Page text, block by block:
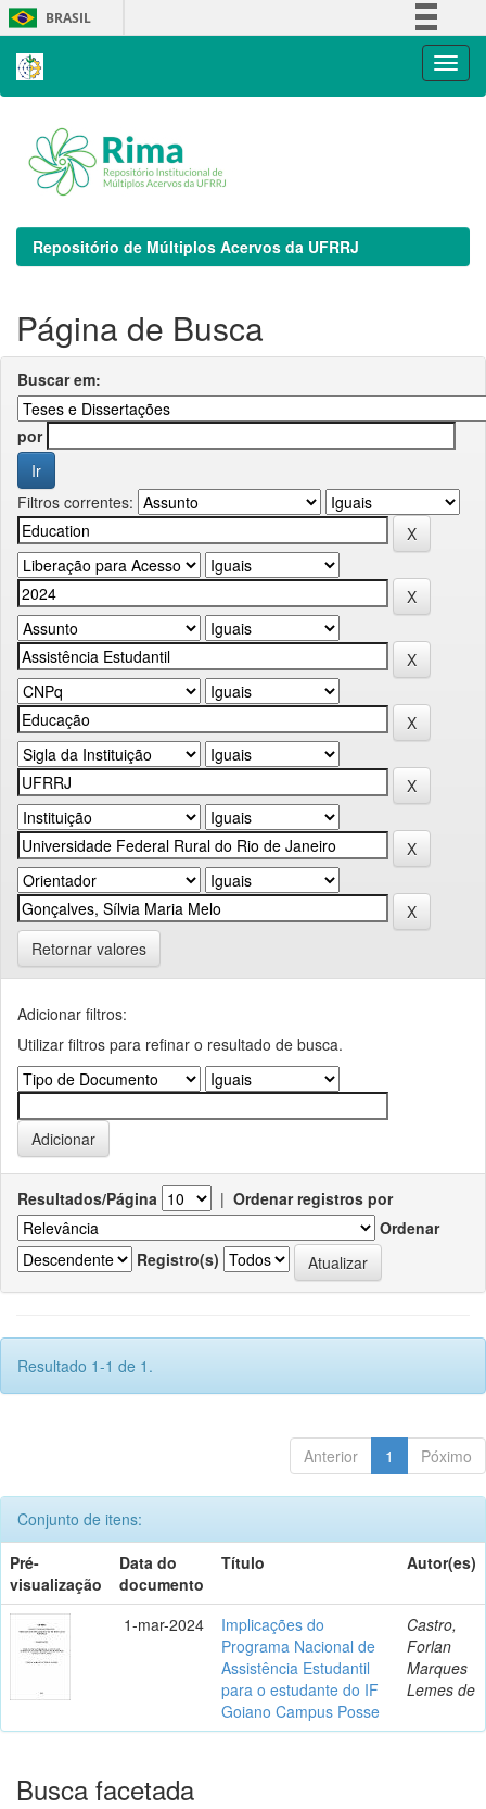
Skip
navigation
BRASIL
Repositório de Múltiplos Acervos da UFRRJ
Página de Busca
Buscar em:
por
Filtros correntes:
Retornar valores
Adicionar filtros:
Utilizar filtros para refinar o resultado de busca.
Resultados/Página | Ordenar registros por
Ordenar
Registro(s)
Resultado 1-1 de 1.
Anterior 1 Póximo
Conjunto de itens:
Pré-
visualização
Data do
documento
Título Autor(es)
1-mar-2024
Implicações do
Programa Nacional de
Assistência Estudantil
para o estudante do IF
Goiano Campus Posse
Castro,
Forlan
Marques
Lemes de
Busca facetada